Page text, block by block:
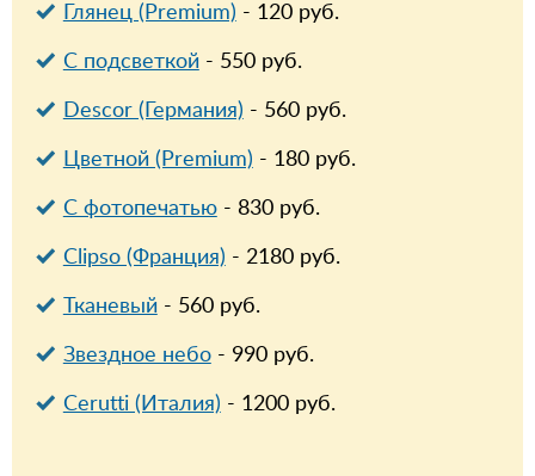
Глянец (Premium) - 120руб.
С подсветкой- 550руб.
Descor (Германия) - 560руб.
Цветной (Premium) - 180руб.
С фотопечатью- 830руб.
Clipso (Франция) - 2180руб.
Тканевый- 560руб.
Звездное небо- 990руб.
Cerutti (Италия) - 1200руб.